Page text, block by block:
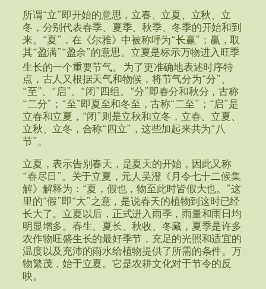
所谓“立”即开始的意思，立春、立夏、立秋、立
冬，分别代表春季、夏季、秋季、冬季的开始和到
来。“夏”，在《尔雅》中被称呼为“长赢”；赢，取
其“盈满”“盈余”的意思。立夏是标示万物进入旺季
生长的一个重要节气。 为了更准确地表述时序特
点，古人又根据天气和物候，将节气分为“分”、
“至”、“启”、“闭”四组。“分”即春分和秋分，古称
“二分”；“至”即夏至和冬至，古称“二至”；“启”是
立春和立夏，“闭”则是立秋和立冬，立春、立夏、
立秋、立冬，合称“四立”，这些加起来共为“八
节”。
立夏，表示告别春天，是夏天的开始，因此又称
“春尽日”。关于立夏，元人吴澄《月令七十二候集
解》解释为：“夏，假也，物至此时皆假大也。”这
里的“假”即“大”之意，是说春天的植物到这时已经
长大了。立夏以后，正式进入雨季，雨量和雨日均
明显增多。春生、夏长、秋收、冬藏，夏季是许多
农作物旺盛生长的最好季节，充足的光照和适宜的
温度以及充沛的雨水给植物提供了所需的条件。万
物繁茂，始于立夏。它是农耕文化对于节令的反
映。